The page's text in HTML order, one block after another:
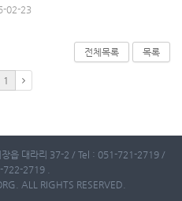
02-23
전체목록 목록
1
장읍 대라리 37-2 / Tel : 051-721-2719 /
2719 .
ALL RIGHTS RESERVED.